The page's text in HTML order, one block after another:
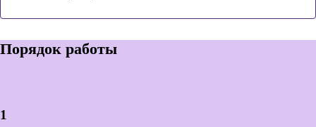
Порядок работы
1